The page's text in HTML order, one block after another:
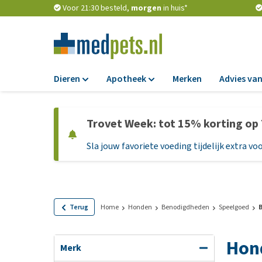
Voor 21:30 besteld, morgen in huis*
Dieren
Hondenbrokken
Natvoer
Graanvrij
Glutenvrij
Apotheek
Vlooien en teken
Ontworming
Probiotica en
Medische
Merken Advies
Trovet Week: tot 15% korting
Sla jouw favoriete voeding tijdelijk extra
Terug Home Honden Benodigdheden Speelgoed
Merk